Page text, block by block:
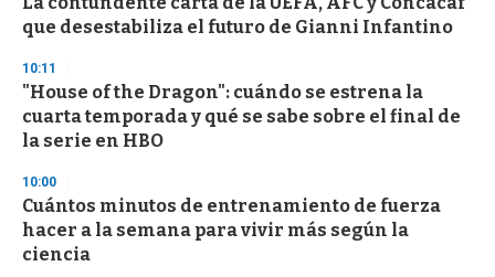
que desestabiliza el futuro de Gianni Infantino
10:11
"House of the Dragon": cuándo se estrena la
cuarta temporada y qué se sabe sobre el final de
la serie en HBO
10:00
Cuántos minutos de entrenamiento de fuerza
hacer a la semana para vivir más según la
ciencia